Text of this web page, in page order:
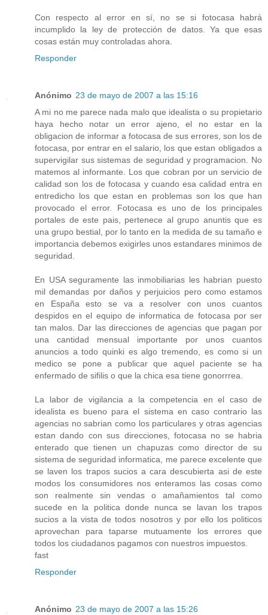
Con respecto al error en sí, no se si fotocasa habrá
incumplido la ley de protección de datos. Ya que esas
cosas están muy controladas ahora.
Responder
Anónimo 23 de mayo de 2007 a las 15:16
A mi no me parece nada malo que idealista o su propietario
haya hecho notar un error ajeno, el no estar en la
obligacion de informar a fotocasa de sus errores, son los de
fotocasa, por entrar en el salario, los que estan obligados a
supervigilar sus sistemas de seguridad y programacion. No
matemos al informante. Los que cobran por un servicio de
calidad son los de fotocasa y cuando esa calidad entra en
entredicho los que estan en problemas son los que han
provocado el error. Fotocasa es uno de los principales
portales de este pais, pertenece al grupo anuntis que es
una grupo bestial, por lo tanto en la medida de su tamaño e
importancia debemos exigirles unos estandares minimos de
seguridad.
En USA seguramente las inmobiliarias les habrian puesto
mil demandas por daños y perjuicios pero como estamos
en España esto se va a resolver con unos cuantos
despidos en el equipo de informatica de fotocasa por ser
tan malos. Dar las direcciones de agencias que pagan por
una cantidad mensual importante por unos cuantos
anuncios a todo quinki es algo tremendo, es como si un
medico se pone a publicar que aquel paciente se ha
enfermado de sifilis o que la chica esa tiene gonorrrea.
La labor de vigilancia a la competencia en el caso de
idealista es bueno para el sistema en caso contrario las
agencias no sabrian como los particulares y otras agencias
estan dando con sus direcciones, fotocasa no se habria
enterado que tienen un chapuzas como director de su
sistema de seguridad informatica, me parece excelente que
se laven los trapos sucios a cara descubierta asi de este
modos los consumidores nos enteramos las cosas como
son realmente sin vendas o amañamientos tal como
sucede en la politica donde nunca se lavan los trapos
sucios a la vista de todos nosotros y por ello los politicos
aprovechan para taparse mutuamente los errores que
todos los ciudadanos pagamos con nuestros impuestos.
fast
Responder
Anónimo 23 de mayo de 2007 a las 15:26